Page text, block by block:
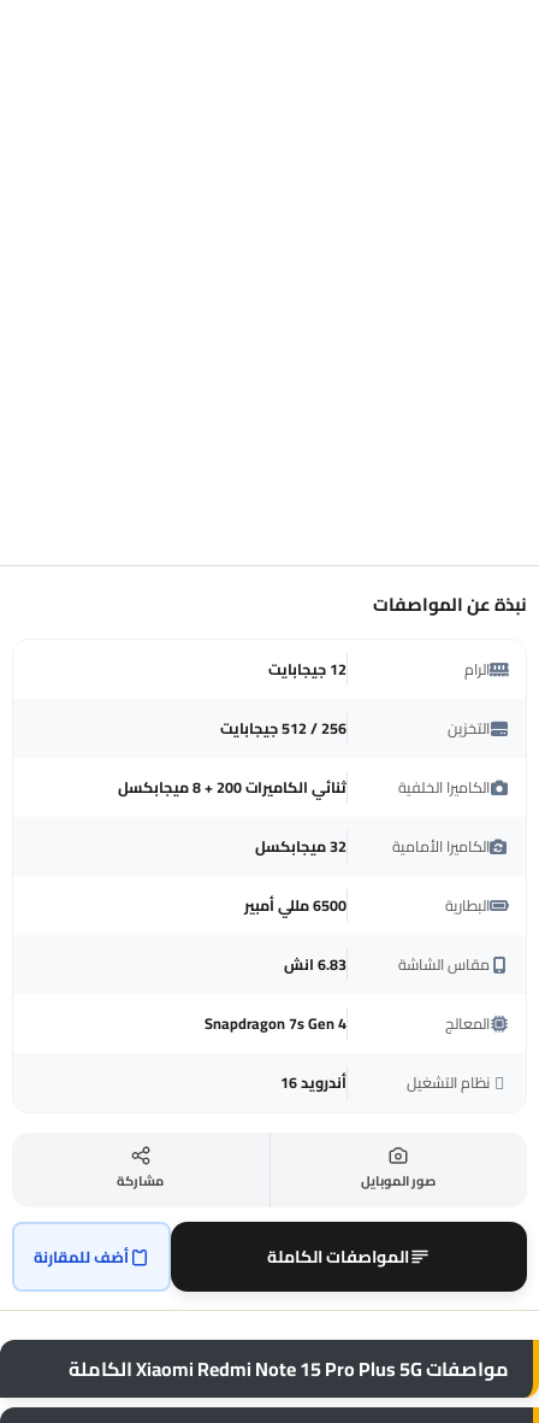
نبذة عن المواصفات
الرام 12 جيجابايت
التخزين 256 / 512 جيجابايت
الكاميرا الخلفية ثنائي الكاميرات 200 + 8 ميجابكسل
الكاميرا الأمامية 32 ميجابكسل
البطارية 6500 مللي أمبير
مقاس الشاشة 6.83 انش
المعالج Snapdragon 7s Gen 4
نظام التشغيل أندرويد 16
صور الموبايل مشاركة
المواصفات الكاملة أضف للمقارنة
مواصفات Xiaomi Redmi Note 15 Pro Plus 5G الكاملة